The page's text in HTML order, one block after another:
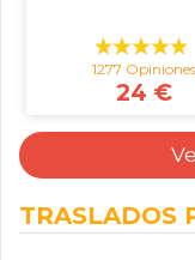
1277 Opiniones
24 €
TRASLADOS